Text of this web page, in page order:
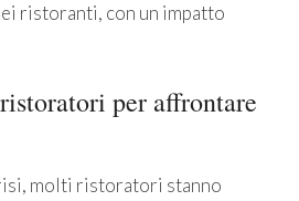
ristoranti, con un impatto
per affrontare
molti ristoratori stanno